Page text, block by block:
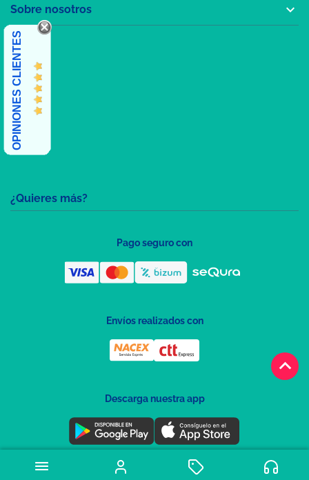
keyboard_arrow_up
¿Quieres más?
Sobre nosotros 
OPINIONES CLIENTES
Pago seguro con
Envíos realizados con
Descarga nuestra app